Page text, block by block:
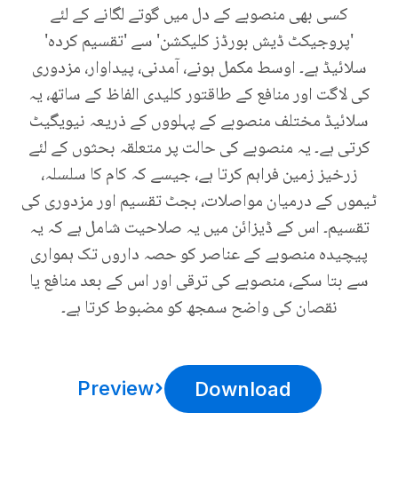
کسی بھی منصوبے کے دل میں گوتے لگانے کے لئے
'پروجیکٹ ڈیش بورڈز کلیکشن' سے 'تقسیم کردہ'
سلائیڈ ہے۔ اوسط مکمل ہونے، آمدنی، پیداوار، مزدوری
کی لاگت اور منافع کے طاقتور کلیدی الفاظ کے ساتھ، یہ
سلائیڈ مختلف منصوبے کے پہلووں کے ذریعہ نیویگیٹ
کرتی ہے۔ یہ منصوبے کی حالت پر متعلقہ بحثوں کے لئے
زرخیز زمین فراہم کرتا ہے، جیسے کہ کام کا سلسلہ،
ٹیموں کے درمیان مواصلات، بجٹ تقسیم اور مزدوری کی
تقسیم۔ اس کے ڈیزائن میں یہ صلاحیت شامل ہے کہ یہ
پیچیدہ منصوبے کے عناصر کو حصہ داروں تک ہمواری
سے بتا سکے، منصوبے کی ترقی اور اس کے بعد منافع یا
نقصان کی واضح سمجھ کو مضبوط کرتا ہے۔
Download
Preview